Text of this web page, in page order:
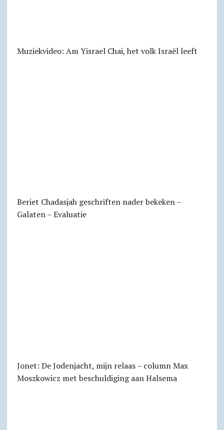
Muziekvideo: Am Yisrael Chai, het volk Israël leeft
Beriet Chadasjah geschriften nader bekeken –
Galaten – Evaluatie
Jonet: De Jodenjacht, mijn relaas – column Max
Moszkowicz met beschuldiging aan Halsema